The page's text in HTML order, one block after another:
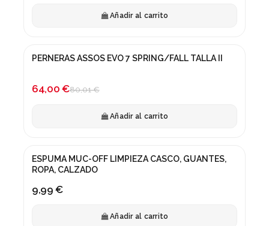
Añadir al carrito
¡En oferta!
PERNERAS ASSOS EVO 7 SPRING/FALL TALLA II
64,00 €80,01 €
Añadir al carrito
ESPUMA MUC-OFF LIMPIEZA CASCO, GUANTES,
ROPA, CALZADO
9,99 €
Añadir al carrito